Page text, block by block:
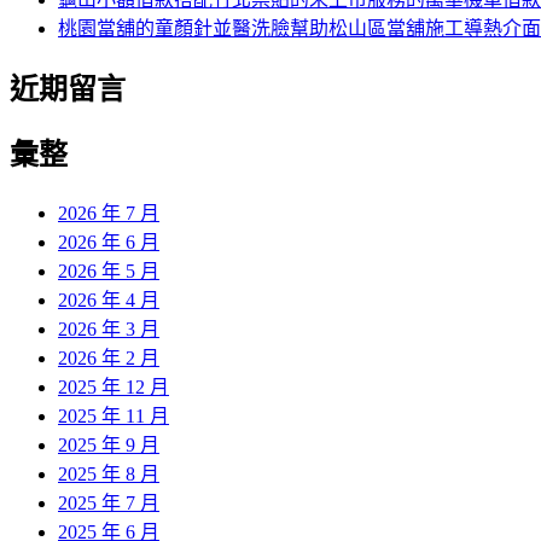
桃園當舖的童顏針並醫洗臉幫助松山區當舖施工導熱介
近期留言
彙整
2026 年 7 月
2026 年 6 月
2026 年 5 月
2026 年 4 月
2026 年 3 月
2026 年 2 月
2025 年 12 月
2025 年 11 月
2025 年 9 月
2025 年 8 月
2025 年 7 月
2025 年 6 月